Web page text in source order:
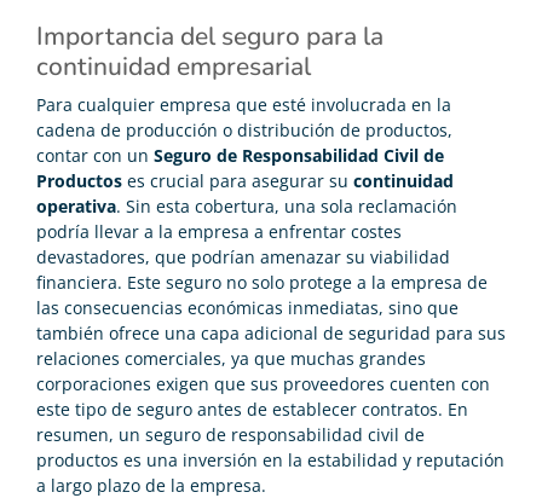
Importancia del seguro para la
continuidad empresarial
Para cualquier empresa que esté involucrada en la
cadena de producción o distribución de productos,
contar con un Seguro de Responsabilidad Civil de
Productos es crucial para asegurar su continuidad
operativa. Sin esta cobertura, una sola reclamación
podría llevar a la empresa a enfrentar costes
devastadores, que podrían amenazar su viabilidad
financiera. Este seguro no solo protege a la empresa de
las consecuencias económicas inmediatas, sino que
también ofrece una capa adicional de seguridad para sus
relaciones comerciales, ya que muchas grandes
corporaciones exigen que sus proveedores cuenten con
este tipo de seguro antes de establecer contratos. En
resumen, un seguro de responsabilidad civil de
productos es una inversión en la estabilidad y reputación
a largo plazo de la empresa.